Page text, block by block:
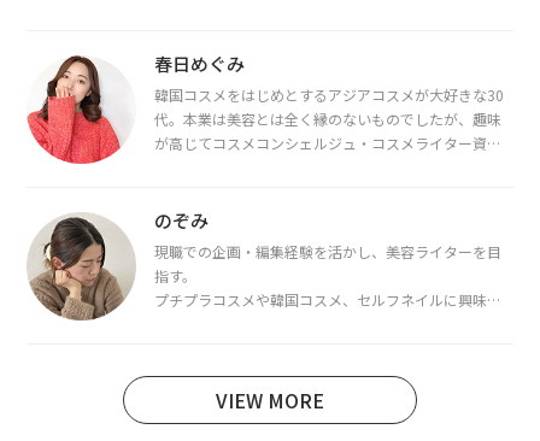
春日めぐみ
韓国コスメをはじめとするアジアコスメが大好きな30
代。本業は美容とは全く縁のないものでしたが、趣味
が高じてコスメコンシェルジュ・コスメライター資格
断・骨格診断によるイメージコンサルティングも行っ
のぞみ
現職での企画・編集経験を活かし、美容ライターを目
指す。
プチプラコスメや韓国コスメ、セルフネイルに興味が
日本化粧品検定1級保有。
VIEW MORE